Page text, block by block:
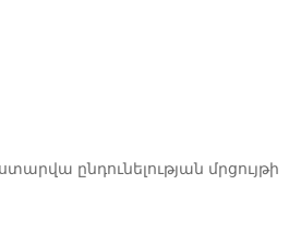
ընդունելության մրցույթի